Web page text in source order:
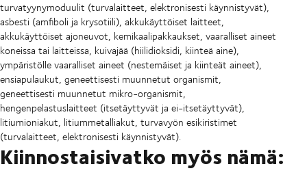
turvatyynymoduulit (turvalaitteet, elektronisesti käynnistyvät),
asbesti (amfiboli ja krysotiili), akkukäyttöiset laitteet,
akkukäyttöiset ajoneuvot, kemikaalipakkaukset, vaaralliset aineet
koneissa tai laitteissa, kuivajää (hiilidioksidi, kiinteä aine),
ympäristölle vaaralliset aineet (nestemäiset ja kiinteät aineet),
ensiapulaukut, geneettisesti muunnetut organismit,
geneettisesti muunnetut mikro-organismit,
hengenpelastuslaitteet (itsetäyttyvät ja ei-itsetäyttyvät),
litiumioniakut, litiummetalliakut, turvavyön esikiristimet
(turvalaitteet, elektronisesti käynnistyvät).
Kiinnostaisivatko myös nämä: